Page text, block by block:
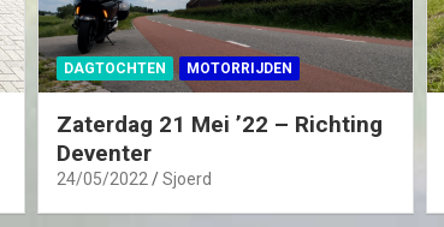
DAGTOCHTEN MOTORRIJDEN
Zaterdag 21 Mei ’22 – Richting
Deventer
24/05/2022 Sjoerd